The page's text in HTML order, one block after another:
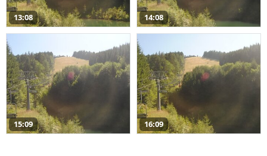
13:08 14:08
15:09 16:09